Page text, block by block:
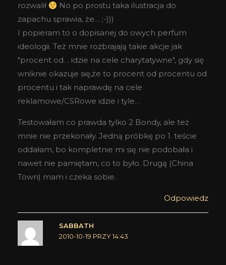
rozwalił
No po prostu taka ilustracja do
zapachu sprawia, że… ;-)))
I popieram to o dopisanej do owych perfum
ideologii. Też mnie rozbrajają takie akcje jak
"procent od… idzie na cele charytatywne", gdy się
wniknie okazuje się,że to procent od procentu od
procentu i tak naprawdę na cele
reklamowe/CSRowe idzie i tyle…
Testowałam co prawda tylko 2 Bondy, ale też
mnie nie przekonały. Jedną próbkę po 1. teście
oddałam, bo kompletnie mi się nie podobała i
nawet nie pamiętam, co to było. Drugą (China
Town) mam i czeka sobie.
Odpowiedz
SABBATH
2010-10-19 PRZY 14:43